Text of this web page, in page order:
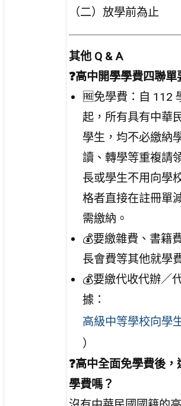
（二）放學前為止
其他 Q & A
❓高中開學學費四聯
🆓免學費：自 112
起，所有具有中華
學生，均不必繳納
讀、轉學等重複請
長或學生不用向學
格者直接在註冊單
需繳納。
💰要繳雜費、書籍
長會費等其他就學
💰要繳代收代辦／
據：
高級中等學校向學
）
❓高中全面免學費後
學費嗎？